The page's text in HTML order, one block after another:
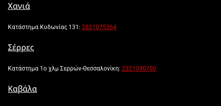
Χανιά
Κατάστημα Κυδωνίας 131: 2821075364
Σέρρες
Κατάστημα 1ο χλμ Σερρών-Θεσσαλονίκη: 2321090700
Καβάλα